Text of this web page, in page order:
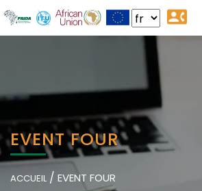
EVENT FOUR
ACCUEIL/ EVENT FOUR